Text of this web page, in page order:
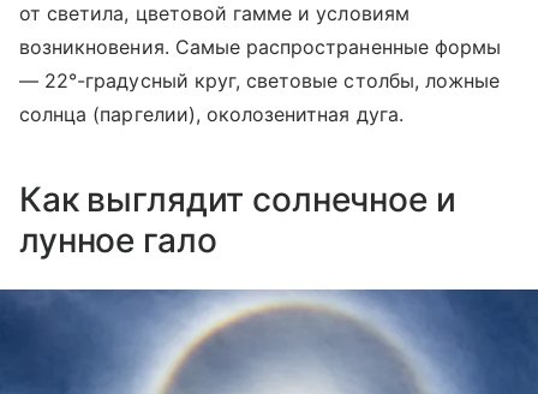
от светила, цветовой гамме и условиям
возникновения. Самые распространенные формы
— 22°-градусный круг, световые столбы, ложные
солнца (паргелии), околозенитная дуга.
Как выглядит солнечное и
лунное гало